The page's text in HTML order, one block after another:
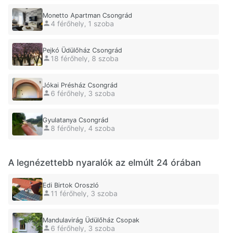
Monetto Apartman Csongrád
4 férőhely, 1 szoba
Pejkó Üdülőház Csongrád
18 férőhely, 8 szoba
Jókai Présház Csongrád
6 férőhely, 3 szoba
Gyulatanya Csongrád
8 férőhely, 4 szoba
A legnézettebb nyaralók az elmúlt 24 órában
Edi Birtok Oroszló
11 férőhely, 3 szoba
Mandulavirág Üdülőház Csopak
6 férőhely, 3 szoba